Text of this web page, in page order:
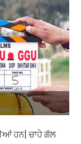
ਹਨ| ਚਾਹੇ ਗੱਲ